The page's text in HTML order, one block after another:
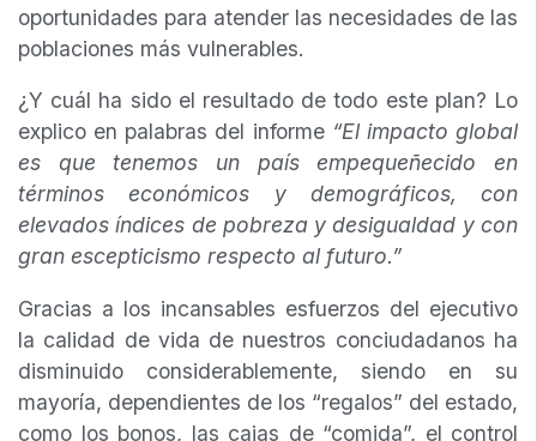
oportunidades para atender las necesidades de las
poblaciones más vulnerables.
¿Y cuál ha sido el resultado de todo este plan? Lo
explico en palabras del informe “El impacto global
es que tenemos un país empequeñecido en
términos económicos y demográficos, con
elevados índices de pobreza y desigualdad y con
gran escepticismo respecto al futuro.”
Gracias a los incansables esfuerzos del ejecutivo
la calidad de vida de nuestros conciudadanos ha
disminuido considerablemente, siendo en su
mayoría, dependientes de los “regalos” del estado,
como los bonos, las cajas de “comida”, el control